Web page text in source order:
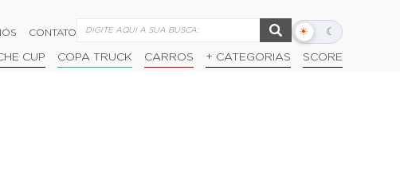
CONTATO ☀ ☾
Alternar
escuro
CUP COPA TRUCK CARROS + CATEGORIAS SCORE